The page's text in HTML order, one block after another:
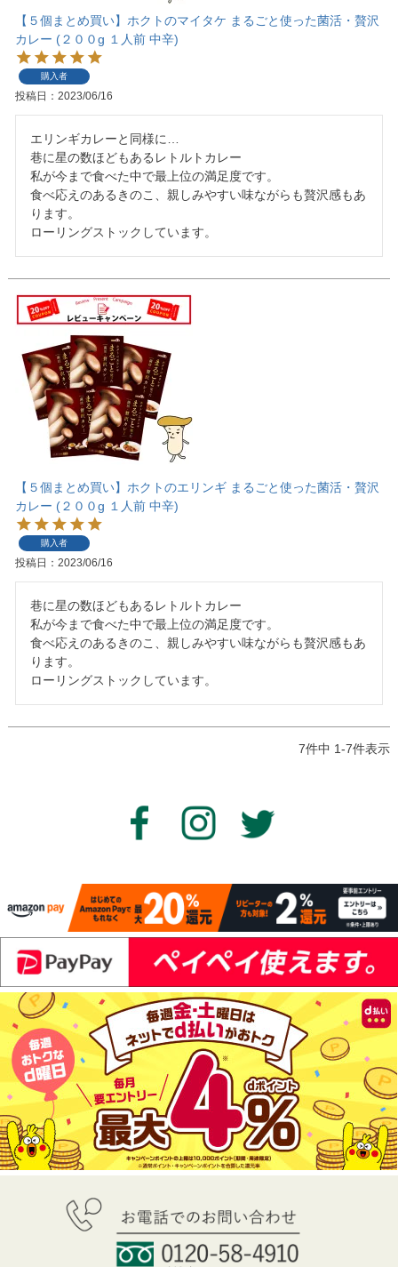
【５個まとめ買い】ホクトのマイタケ まるごと使った菌活・贅沢
カレー (２００g １人前 中辛)
購入者
投稿日 2023/06/16
エリンギカレーと同様に…
巷に星の数ほどもあるレトルトカレー
私が今まで食べた中で最上位の満足度です。
食べ応えのあるきのこ、親しみやすい味ながらも贅沢感もあ
ります。
ローリングストックしています。
【５個まとめ買い】ホクトのエリンギ まるごと使った菌活・贅沢
カレー (２００g １人前 中辛)
購入者
投稿日 2023/06/16
巷に星の数ほどもあるレトルトカレー
私が今まで食べた中で最上位の満足度です。
食べ応えのあるきのこ、親しみやすい味ながらも贅沢感もあ
ります。
ローリングストックしています。
7件中 1-7件表示